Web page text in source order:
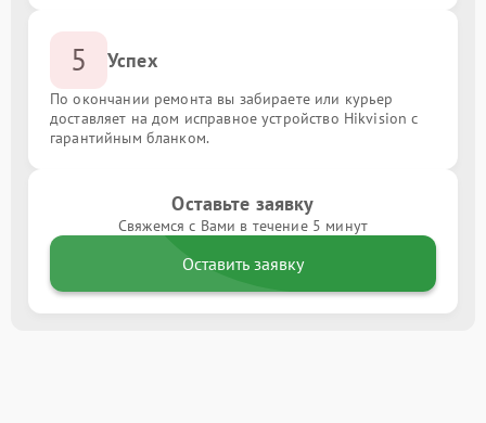
5 Успех
По окончании ремонта вы забираете или курьер
доставляет на дом исправное устройство Hikvision с
гарантийным бланком.
Оставьте заявку
Свяжемся с Вами в течение 5 минут
Оставить заявку